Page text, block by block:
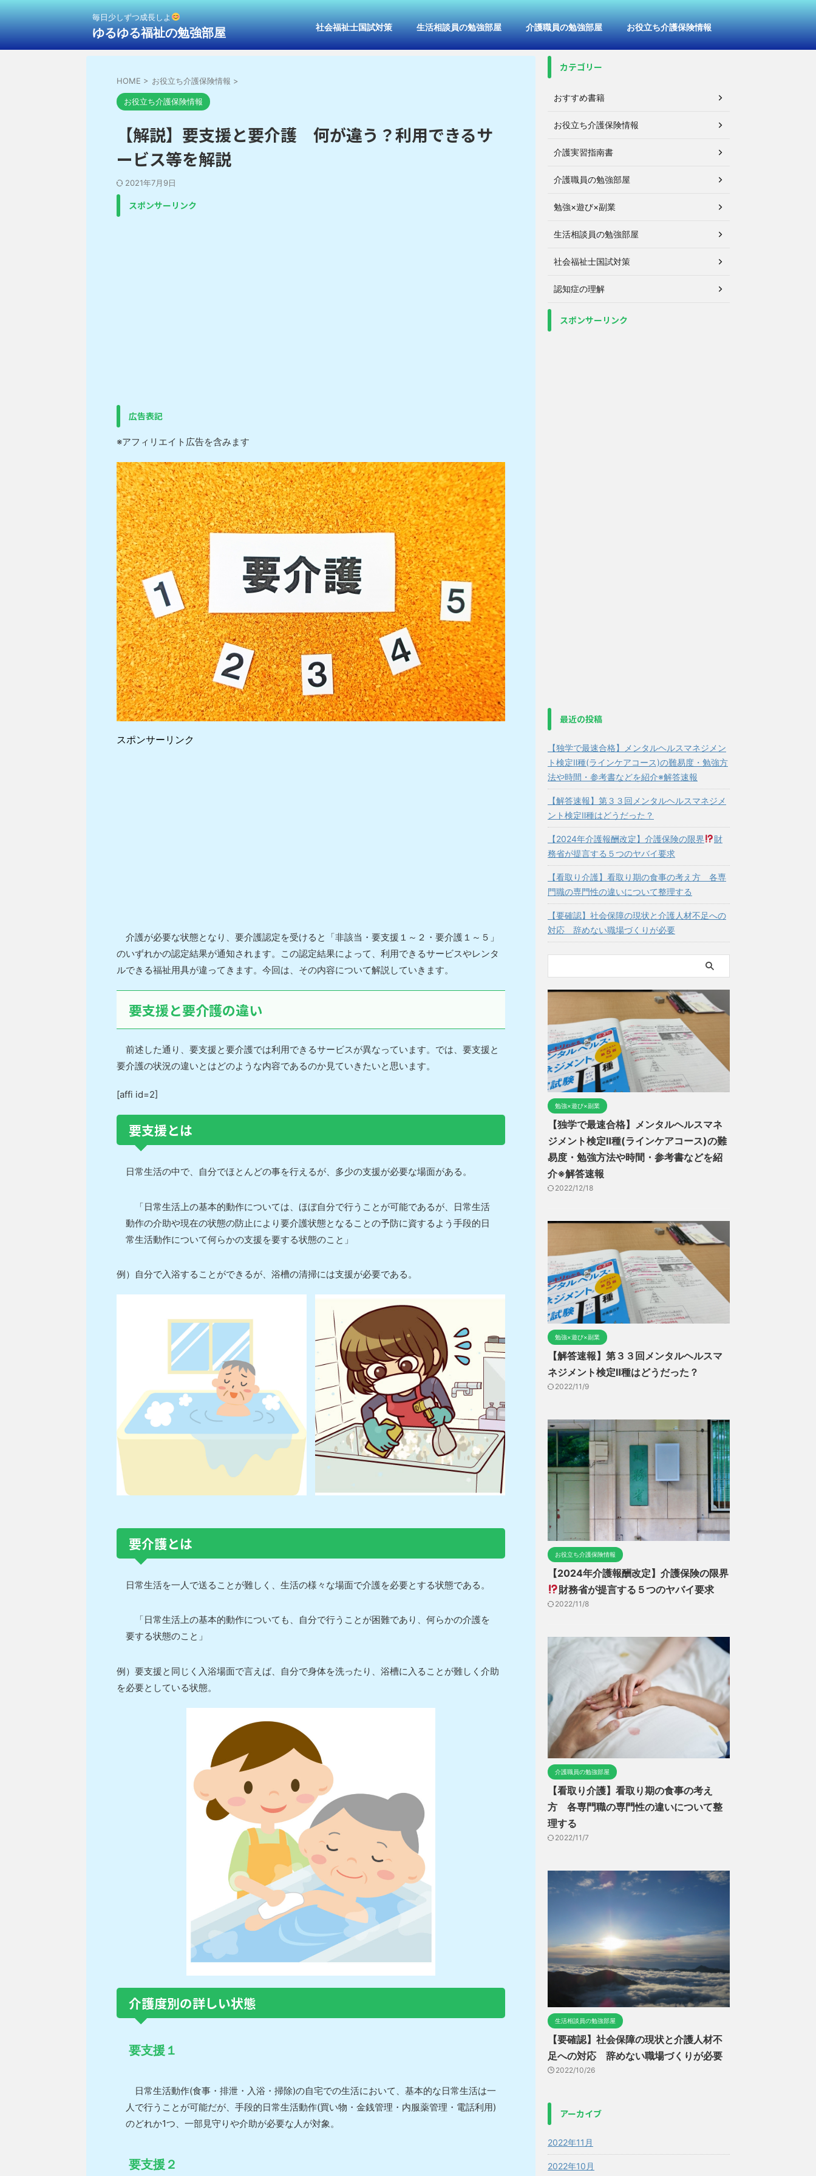
毎日少しずつ成長しよ
ゆるゆる福祉の勉強部屋 社会福祉士国試対策 生活相談員の勉強部屋 介護職員の勉強部屋 お役立ち介護保険情報
HOME > お役立ち介護保険情報 >
お役立ち介護保険情報
【解説】要支援と要介護 何が違う？利用できるサ
ービス等を解説
2021年7月9日
スポンサーリンク
広告表記
※アフィリエイト広告を含みます
スポンサーリンク
介護が必要な状態となり、要介護認定を受けると「非該当・要支援１～２・要介護１～５」
のいずれかの認定結果が通知されます。この認定結果によって、利用できるサービスやレンタ
ルできる福祉用具が違ってきます。今回は、その内容について解説していきます。
要支援と要介護の違い
前述した通り、要支援と要介護では利用できるサービスが異なっています。では、要支援と
要介護の状況の違いとはどのような内容であるのか見ていきたいと思います。
[affi id=2]
要支援とは
日常生活の中で、自分でほとんどの事を行えるが、多少の支援が必要な場面がある。
「日常生活上の基本的動作については、ほぼ自分で行うことが可能であるが、日常生活
動作の介助や現在の状態の防止により要介護状態となることの予防に資するよう手段的日
常生活動作について何らかの支援を要する状態のこと」
例）自分で入浴することができるが、浴槽の清掃には支援が必要である。
要介護とは
日常生活を一人で送ることが難しく、生活の様々な場面で介護を必要とする状態である。
「日常生活上の基本的動作についても、自分で行うことが困難であり、何らかの介護を
要する状態のこと」
例）要支援と同じく入浴場面で言えば、自分で身体を洗ったり、浴槽に入ることが難しく介助
を必要としている状態。
介護度別の詳しい状態
要支援１
日常生活動作(食事・排泄・入浴・掃除)の自宅での生活において、基本的な日常生活は一
人で行うことが可能だが、手段的日常生活動作(買い物・金銭管理・内服薬管理・電話利用)
のどれか1つ、一部見守りや介助が必要な人が対象。
要支援２
カテゴリー
おすすめ書籍
お役立ち介護保険情報
介護実習指南書
介護職員の勉強部屋
勉強×遊び×副業
生活相談員の勉強部屋
社会福祉士国試対策
認知症の理解
スポンサーリンク
最近の投稿
【独学で最速合格】メンタルヘルスマネジメン
ト検定Ⅱ種(ラインケアコース)の難易度・勉強方
法や時間・参考書などを紹介※解答速報
【解答速報】第３３回メンタルヘルスマネジメ
ント検定Ⅱ種はどうだった？
【2024年介護報酬改定】介護保険の限界
財
務省が提言する５つのヤバイ要求
【看取り介護】看取り期の食事の考え方 各専
門職の専門性の違いについて整理する
【要確認】社会保障の現状と介護人材不足への
対応 辞めない職場づくりが必要
勉強×遊び×副業
【独学で最速合格】メンタルヘルスマネ
ジメント検定Ⅱ種(ラインケアコース)の難
易度・勉強方法や時間・参考書などを紹
介※解答速報
2022/12/18
勉強×遊び×副業
【解答速報】第３３回メンタルヘルスマ
ネジメント検定Ⅱ種はどうだった？
2022/11/9
お役立ち介護保険情報
【2024年介護報酬改定】介護保険の限界
財務省が提言する５つのヤバイ要求
2022/11/8
介護職員の勉強部屋
【看取り介護】看取り期の食事の考え
方 各専門職の専門性の違いについて整
理する
2022/11/7
生活相談員の勉強部屋
【要確認】社会保障の現状と介護人材不
足への対応 辞めない職場づくりが必要
2022/10/26
アーカイブ
2022年11月
2022年10月